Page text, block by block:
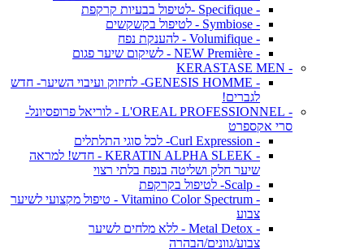
- Specifique -לטיפול בבעיות קרקפת
- Symbiose - לטיפול בקשקשים
- Volumifique - להענקת נפח
- NEW Première - לשיקום שיער פגום
- KERASTASE MEN
- GENESIS HOMME- לחיזוק ועיבוי השיער- חדש
לגברים!
- L'OREAL PROFESSIONNEL - לוריאל פרופסיונל-
סרי אקספרט
- Curl Expression- לכל סוגי התלתלים
- KERATIN ALPHA SLEEK - חדש! למראה
שיער חלק ושליטה בנפח בלתי רצוי
- Scalp- לטיפול בקרקפת
- Vitamino Color Spectrum - טיפול מקצועי לשיער
צבוע
- Metal Detox - ללא מלחים לשיער
צבוע/גוונים/הבהרה